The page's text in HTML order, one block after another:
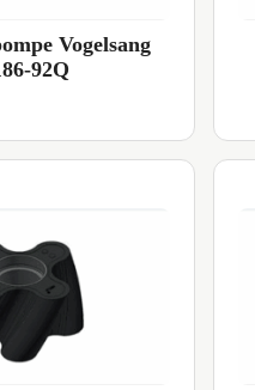
Vogelsang
92Q